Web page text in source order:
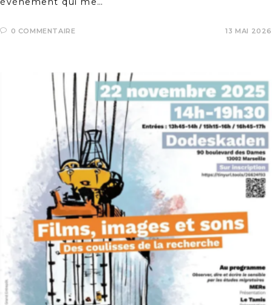
0 COMMENTAIRE 13 MAI 2026